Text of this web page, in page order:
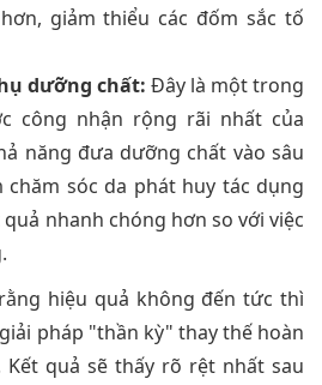
giảm thiểu các đốm sắc tố
dưỡng chất: Đây là một trong
công nhận rộng rãi nhất của
năng đưa dưỡng chất vào sâu
chăm sóc da phát huy tác dụng
nhanh chóng hơn so với việc
hiệu quả không đến tức thì
pháp "thần kỳ" thay thế hoàn
quả sẽ thấy rõ rệt nhất sau